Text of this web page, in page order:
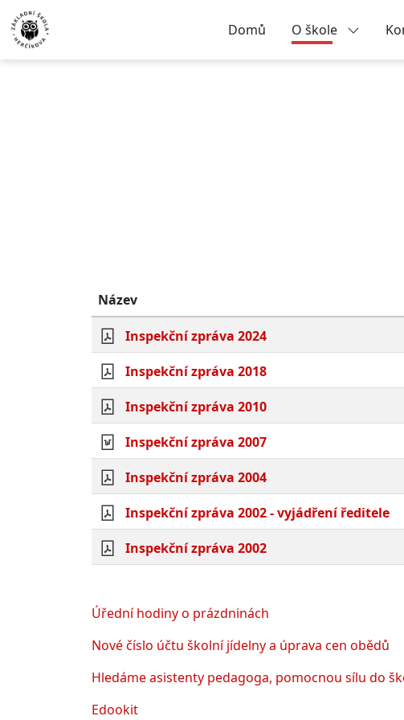
Domů O škole
Název
Inspekční zpráva 2024
Inspekční zpráva 2018
Inspekční zpráva 2010
Inspekční zpráva 2007
Inspekční zpráva 2004
Inspekční zpráva 2002 - vyjádření ředitele
Inspekční zpráva 2002
Úřední hodiny o prázdninách
Nové číslo účtu školní jídelny a úprava cen obědů
Hledáme asistenty pedagoga, pomocnou sílu do
Edookit